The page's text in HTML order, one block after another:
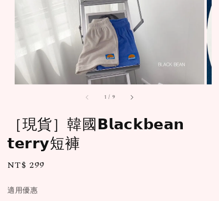
1 / 9
［現貨］韓國𝗕𝗹𝗮𝗰𝗸𝗯𝗲𝗮𝗻
𝘁𝗲𝗿𝗿𝘆短褲
Regular
NT$ 299
適用優惠